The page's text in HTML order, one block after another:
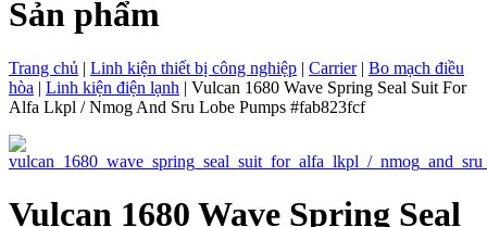
Sản phẩm
Trang chủ | Linh kiện thiết bị công nghiệp | Carrier| Bo mạch điều
hòa | Linh kiện điện lạnh | Vulcan 1680 Wave Spring Seal Suit For
Alfa Lkpl / Nmog And Sru Lobe Pumps #fab823fcf
Vulcan 1680 Wave Spring Seal